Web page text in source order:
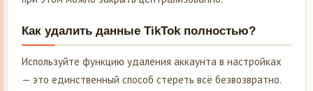
Как удалить данные TikTok полностью?
Используйте функцию удаления аккаунта в настройках
— это единственный способ стереть всё безвозвратно.